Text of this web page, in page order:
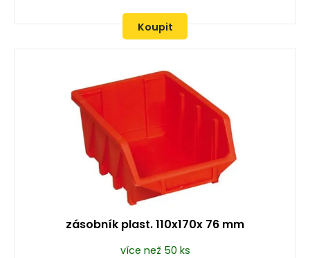
Koupit
zásobník plast. 110x170x 76 mm
více než 50 ks